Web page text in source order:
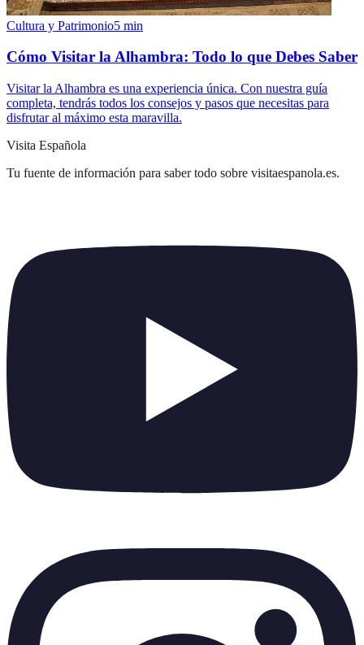
Cultura y Patrimonio5 min
Cómo Visitar la Alhambra: Todo lo que Debes Saber
Visitar la Alhambra es una experiencia única. Con nuestra guía
completa, tendrás todos los consejos y pasos que necesitas para
disfrutar al máximo esta maravilla.
Visita Española
Tu fuente de información para saber todo sobre visitaespanola.es.